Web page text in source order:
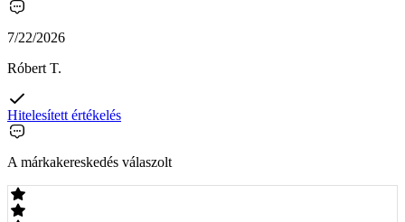
7/22/2026
Róbert T.
Hitelesített értékelés
A márkakereskedés válaszolt